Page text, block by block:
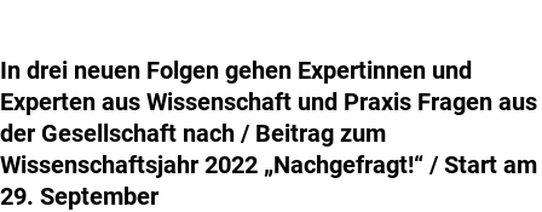
In drei neuen Folgen gehen Expertinnen und
Experten aus Wissenschaft und Praxis Fragen aus
der Gesellschaft nach / Beitrag zum
Wissenschaftsjahr 2022 „Nachgefragt!“ / Start am
29. September